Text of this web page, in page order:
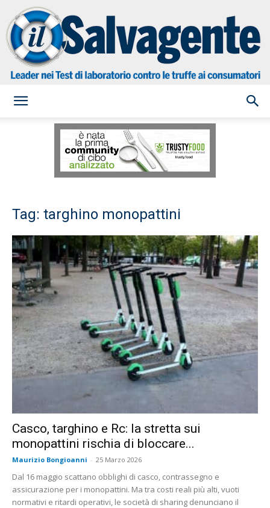
Salvagente
Tag: targhino monopattini
Casco, targhino e Rc: la stretta sui
monopattini rischia di bloccare...
Maurizio Bongioanni - 25 Marzo 2026
Dal 16 maggio scattano obblighi di casco, contrassegno e
assicurazione per i monopattini. Ma tra costi reali più alti, vuoti
normativi e ritardi operativi, le società di sharing denunciano il